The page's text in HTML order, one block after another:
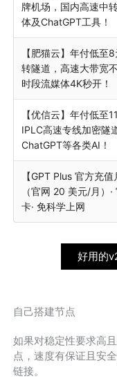
牌机场，国内高速中
体及ChatGPT工具！
【肥猫云】年付低至
转隧道，高速大带宽
时段流媒体4K秒开！
【优信云】年付低至
IPLC高速专线加密隧
ChatGPT等各类AI！
【GPT Plus 官方充
（官网 20 美元/月）
卡· 免科学上网
好用的
自己搭建节点
如果对稳定性要求高
点，速度有保证且安
链接。